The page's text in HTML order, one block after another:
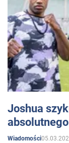
Joshua
absolutnego
Wiadomości